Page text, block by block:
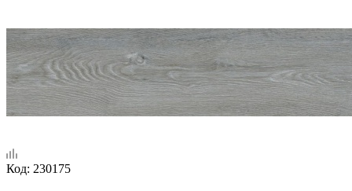
Код: 230175